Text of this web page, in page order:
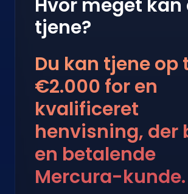
Hvor meget kan
tjene?
Du kan tjene op
€2.000 for en
kvalificeret
henvisning, der
en betalende
Mercura-kunde.